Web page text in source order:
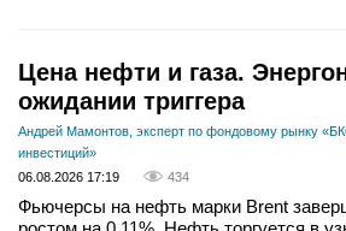
Цена нефти и газа.
ожидании триггера
Андрей Мамонтов, эксперт по фондовому рынку
инвестиций»
06.08.2026 17:19
434
Фьючерсы на нефть марки Brent